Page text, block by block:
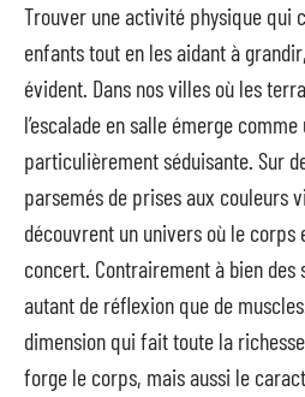
Trouver une activité physique qui
enfants tout en les aidant à
évident. Dans nos villes où les
l’escalade en salle émerge
particulièrement séduisante. Sur
parsemés de prises aux couleurs
découvrent un univers où le corps
concert. Contrairement à bien
autant de réflexion que de
dimension qui fait toute la
forge le corps, mais aussi le